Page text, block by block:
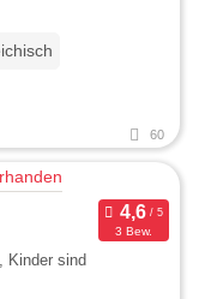
60
3 Bew.
Kinder sind